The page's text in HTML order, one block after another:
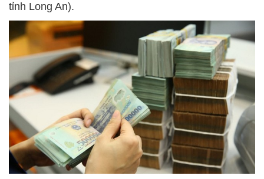
tỉnh Long An).